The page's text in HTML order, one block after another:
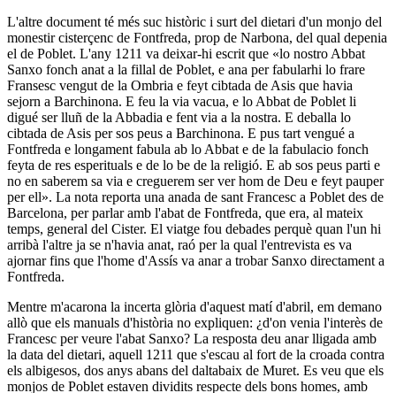
L'altre document té més suc històric i surt del dietari d'un monjo del
monestir cisterçenc de Fontfreda, prop de Narbona, del qual depenia
el de Poblet. L'any 1211 va deixar-hi escrit que «lo nostro Abbat
Sanxo fonch anat a la fillal de Poblet, e ana per fabularhi lo frare
Fransesc vengut de la Ombria e feyt cibtada de Asis que havia
sejorn a Barchinona. E feu la via vacua, e lo Abbat de Poblet li
digué ser lluñ de la Abbadia e fent via a la nostra. E deballa lo
cibtada de Asis per sos peus a Barchinona. E pus tart vengué a
Fontfreda e longament fabula ab lo Abbat e de la fabulacio fonch
feyta de res esperituals e de lo be de la religió. E ab sos peus parti e
no en saberem sa via e creguerem ser ver hom de Deu e feyt pauper
per ell». La nota reporta una anada de sant Francesc a Poblet des de
Barcelona, per parlar amb l'abat de Fontfreda, que era, al mateix
temps, general del Cister. El viatge fou debades perquè quan l'un hi
arribà l'altre ja se n'havia anat, raó per la qual l'entrevista es va
ajornar fins que l'home d'Assís va anar a trobar Sanxo directament a
Fontfreda.
Mentre m'acarona la incerta glòria d'aquest matí d'abril, em demano
allò que els manuals d'història no expliquen: ¿d'on venia l'interès de
Francesc per veure l'abat Sanxo? La resposta deu anar lligada amb
la data del dietari, aquell 1211 que s'escau al fort de la croada contra
els albigesos, dos anys abans del daltabaix de Muret. Es veu que els
monjos de Poblet estaven dividits respecte dels bons homes, amb